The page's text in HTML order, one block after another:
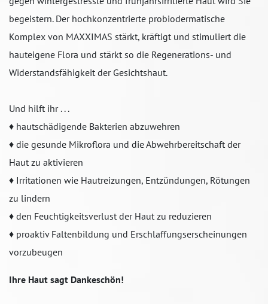
begeistern. Der hochkonzentrierte probiodermatische
Komplex von MAXXIMAS stärkt, kräftigt und stimuliert die
hauteigene Flora und stärkt so die Regenerations- und
Widerstandsfähigkeit der Gesichtshaut.
Und hilft ihr . . .
♦ hautschädigende Bakterien abzuwehren
♦ die gesunde Mikroflora und die Abwehrbereitschaft der
Haut zu aktivieren
♦ Irritationen wie Hautreizungen, Entzündungen, Rötungen
zu lindern
♦ den Feuchtigkeitsverlust der Haut zu reduzieren
♦ proaktiv Faltenbildung und Erschlaffungserscheinungen
vorzubeugen
Ihre Haut sagt Dankeschön!